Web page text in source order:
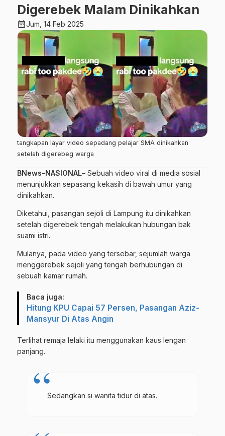
Digerebek Malam Dinikahkan
calendar_monthJum, 14 Feb 2025
tangkapan layar video sepadang pelajar SMA dinikahkan
setelah digerebeg warga
BNews-NASIONAL– Sebuah video viral di media sosial
menunjukkan sepasang kekasih di bawah umur yang
dinikahkan.
Diketahui, pasangan sejoli di Lampung itu dinikahkan
setelah digerebek tengah melakukan hubungan bak
suami istri.
Mulanya, pada video yang tersebar, sejumlah warga
menggerebek sejoli yang tengah berhubungan di
sebuah kamar rumah.
Baca juga:
Hitung KPU Capai 57 Persen, Pasangan Aziz-
Mansyur Di Atas Angin
Terlihat remaja lelaki itu menggunakan kaus lengan
panjang.
Sedangkan si wanita tidur di atas.